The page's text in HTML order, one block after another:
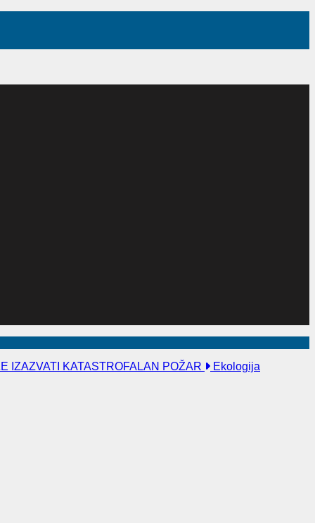
IZAZVATI KATASTROFALAN POŽAR
Ekologija